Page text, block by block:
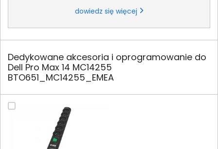
dowiedz się więcej
Dedykowane akcesoria i oprogramowanie do
Dell Pro Max 14 MC14255
BTO651_MC14255_EMEA